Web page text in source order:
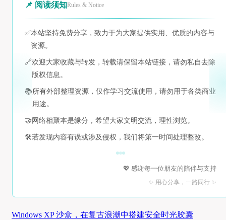
📌 阅读须知Rules & Notice
✅本站坚持免费分享，致力于为大家提供实用、优质的内容与
资源。
🔗欢迎大家收藏与转发，转载请保留本站链接，请勿私自去除
版权信息。
📚所有外部整理资源，仅作学习交流使用，请勿用于各类商业
用途。
🤝 网络相聚本是缘分，希望大家文明交流，理性浏览。
🛠️若发现内容有误或涉及侵权，我们将第一时间处理整改。
💖 感谢每一位朋友的陪伴与支持
✨ 用心分享，一路同行 ✨
Windows XP 沙盒，在复古浪潮中搭建安全时光胶囊